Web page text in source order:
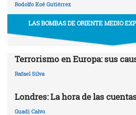
Rodolfo Koé Gutiérrez
LAS BOMBAS DE ORIENTE MEDIO
Terrorismo en Europa: sus
Rafael Silva
Londres: La hora de las
Guadi Calvo